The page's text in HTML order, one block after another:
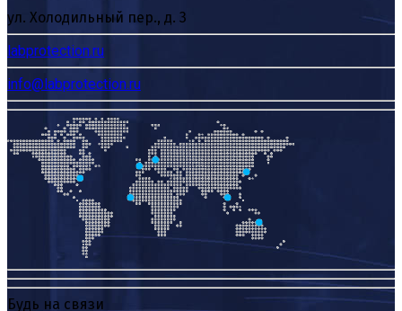
ул. Холодильный пер., д. 3
labprotection.ru
info@labprotection.ru
Будь на связи